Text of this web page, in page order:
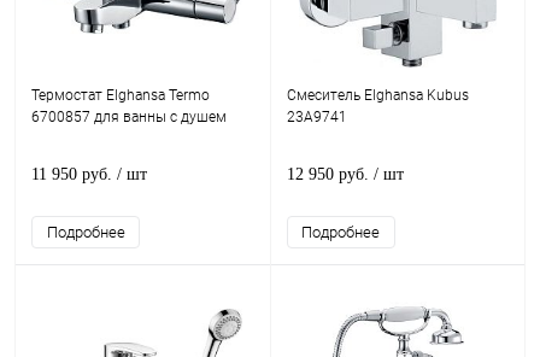
Термостат Elghansa Termo
6700857 для ванны с душем
11 950 руб. / шт
Подробнее
Смеситель Elghansa Kubus
23A9741
12 950 руб. / шт
Подробнее